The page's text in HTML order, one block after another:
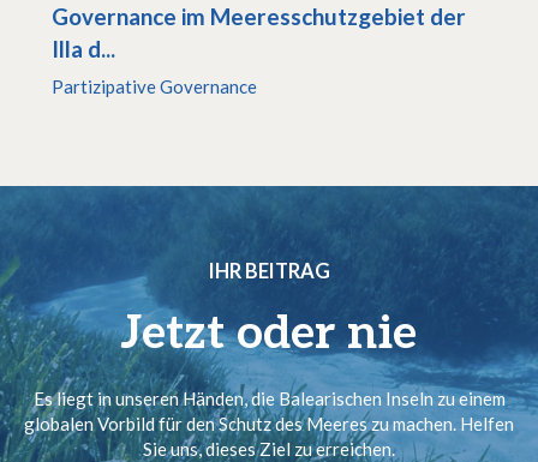
Governance im Meeresschutzgebiet der
Illa d...
Partizipative Governance
IHR BEITRAG
Jetzt oder nie
Es liegt in unseren Händen, die Balearischen Inseln zu einem
globalen Vorbild für den Schutz des Meeres zu machen. Helfen
Sie uns, dieses Ziel zu erreichen.